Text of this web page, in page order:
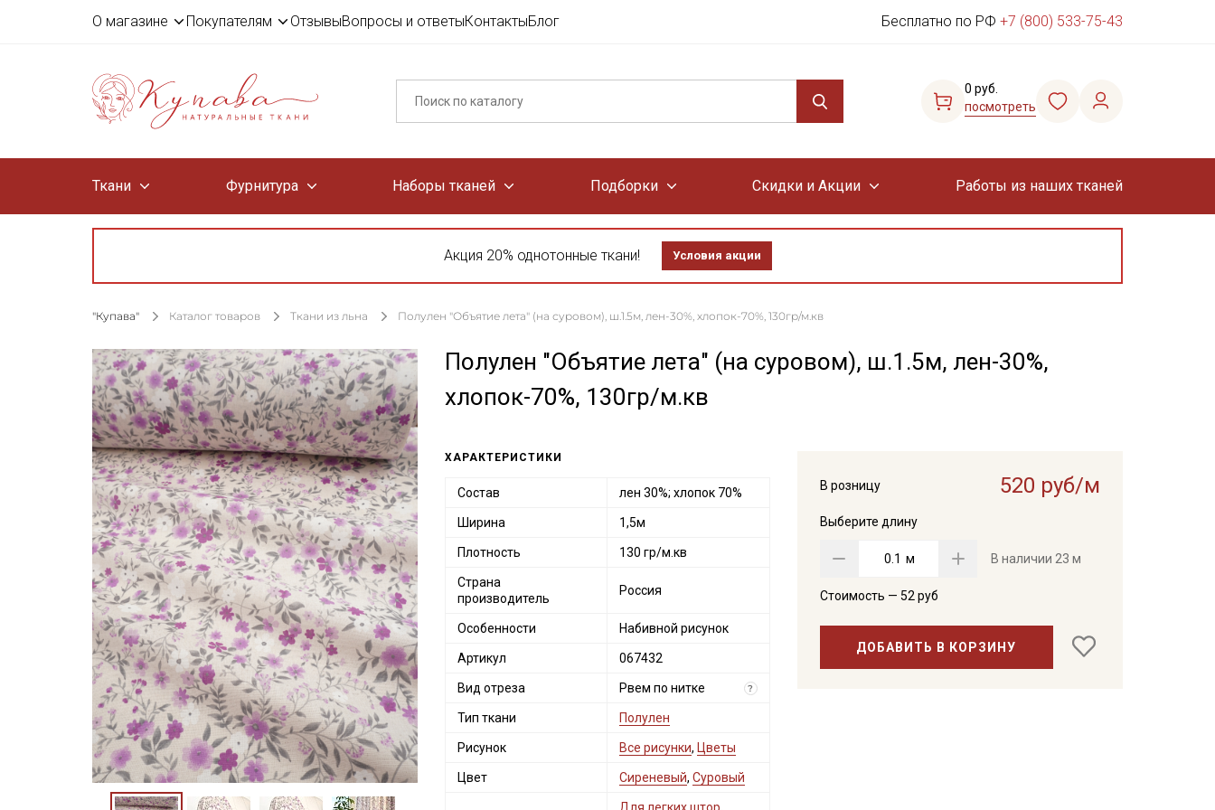
О магазине Покупателям ОтзывыВопросы и ответыКонтактыБлог Бесплатно по РФ +7 (800) 533-75-43
0 руб.
посмотреть
Ткани Фурнитура Наборы тканей Подборки Скидки и Акции Работы из наших тканей
Акция 20% однотонные ткани! Условия акции
"Купава" Каталог товаров Ткани из льна Полулен "Объятие лета" (на суровом), ш.1.5м, лен-30%, хлопок-70%, 130гр/м.кв
Полулен "Объятие лета" (на суровом), ш.1.5м, лен-30%,
хлопок-70%, 130гр/м.кв
В розницу 520 руб/м
Выберите длину
м В наличии 23 м
Стоимость — 52 руб
ДОБАВИТЬ В КОРЗИНУ
ХАРАКТЕРИСТИКИ
Состав лен 30%; хлопок 70%
Ширина 1,5м
Плотность 130 гр/м.кв
Страна
производитель
Россия
Особенности Набивной рисунок
Артикул 067432
Вид отреза Рвем по нитке ?
Тип ткани Полулен
Рисунок Все рисунки, Цветы
Цвет Сиреневый, Суровый